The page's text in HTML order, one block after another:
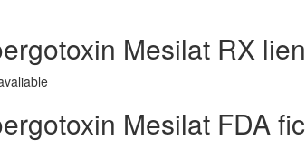
Mesilat RX lien
Mesilat FDA